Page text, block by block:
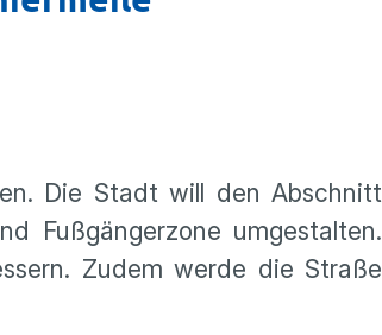
Die Stadt will den Abschnitt
Fußgängerzone umgestalten.
Zudem werde die Straße